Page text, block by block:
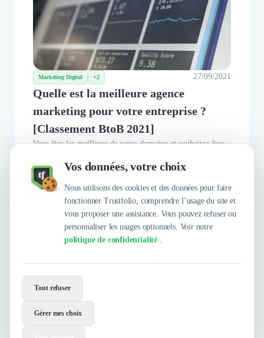
Vos données, votre choix
Nous utilisons des cookies et des données pour faire
fonctionner Trustfolio, comprendre l’usage du site et
vous proposer une assistance. Vous pouvez refuser ou
personnaliser les usages optionnels. Voir notre
politique de confidentialité .
Tout refuser
Gérer mes choix
Marketing Digital +2 27/09/2021
Quelle est la meilleure agence
marketing pour votre entreprise ?
[Classement BtoB 2021]
Vous êtes les meilleurs de votre domaine et souhaitez être
Suivez le guide Trustfolio ! Tout d’abord, nous vous
proposons un état des lieux des attributions d’une agence
marketing afin d’y voir plus clair, puis quelques critères et
astuces pour vous aider à naviguer parmi le choix
pléthorique...